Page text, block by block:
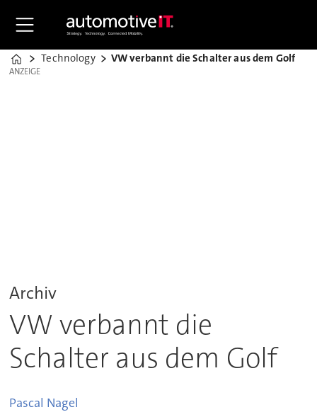
Home
Technology VW verbannt die Schalter aus dem Golf
ANZEIGE
ANZEIGE
Archiv
VW verbannt die
Schalter aus dem Golf
Pascal Nagel